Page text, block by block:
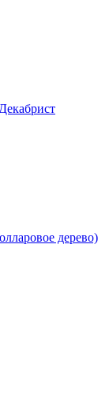
дерево)